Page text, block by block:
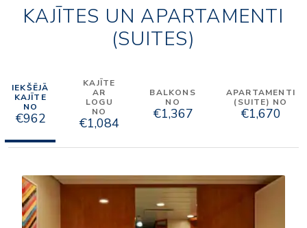
KAJĪTES UN APARTAMENTI
(SUITES)
IEKŠĒJĀ
KAJĪTE
NO
€962
KAJĪTE
AR
LOGU
NO
€1,084
BALKONS
NO
€1,367
APARTAMENTI
(SUITE) NO
€1,670